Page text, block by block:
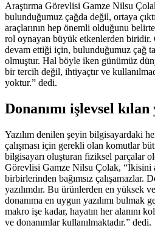
Araştırma Görevlisi Gamze Nilsu
bulunduğumuz çağda değil, ortaya
araçlarının hep önemli olduğunu
rol oynayan büyük etkenlerden biridir.
devam ettiği için, bulunduğumuz çağ
olmuştur. Hal böyle iken günümüz
bir tercih değil, ihtiyaçtır ve
yoktur.” dedi.
Donanımı işlevsel kılan
Yazılım denilen şeyin bilgisayardaki
çalışması için gerekli olan komutlar
bilgisayarı oluşturan fiziksel parçalar
Görevlisi Gamze Nilsu Çolak, “İkisini
birbirlerinden bağımsız çalışamazlar.
yazılımdır. Bu ürünlerden en yüksek
donanıma en uygun yazılımı bulmak
makro işe kadar, hayatın her alanını
ve donanımlar kullanılmaktadır.” dedi.